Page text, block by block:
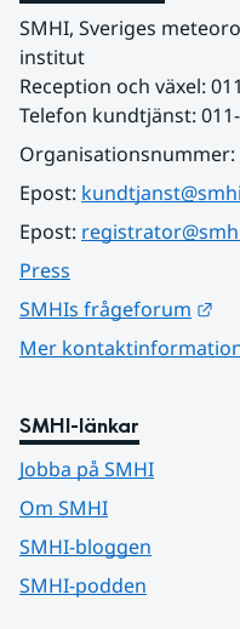
SMHI, Sveriges
institut
Reception och växel:
Telefon kundtjänst:
Organisationsnummer:
Epost:
Epost:
Press
SMHIs frågeforum
Mer
SMHI-länkar
Jobba på SMHI
Om SMHI
SMHI-bloggen
SMHI-podden